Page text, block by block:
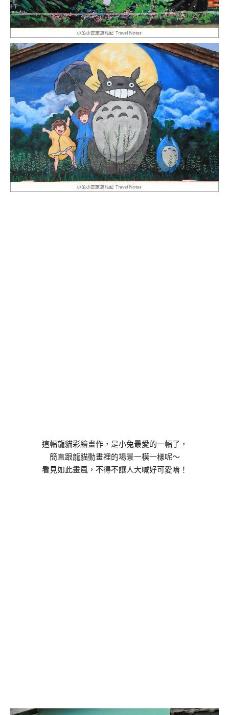
這幅龍貓彩繪畫作，是小兔最愛的一幅了，
簡直跟龍貓動畫裡的場景一模一樣呢～
看見如此畫風，不得不讓人大喊好可愛唷！